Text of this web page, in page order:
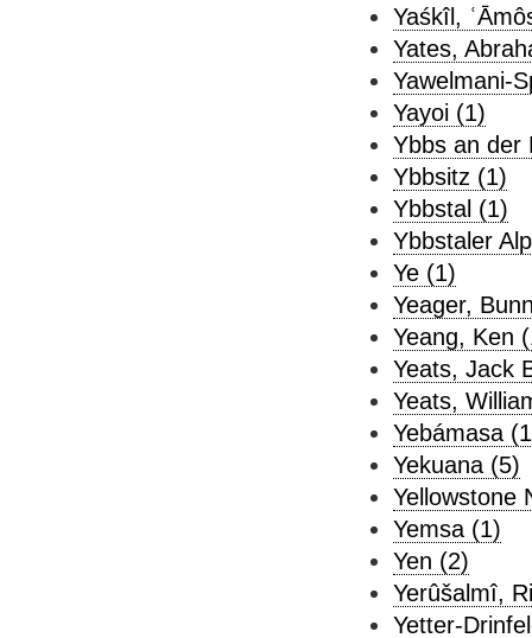
Yaśkîl,
Yates,
Yawelmani-
Yayoi (1)
Ybbs an der
Ybbsitz (1)
Ybbstal (1)
Ybbstaler
Ye (1)
Yeager,
Yeang, Ken
Yeats, Jack
Yeats,
Yebámasa
Yekuana (5)
Yellowstone
Yemsa (1)
Yen (2)
Yerûšalmî,
Yetter-